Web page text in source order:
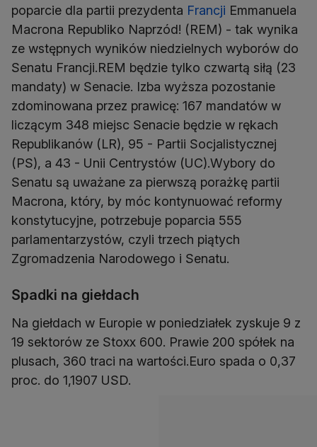
poparcie dla partii prezydenta Francji Emmanuela
Macrona Republiko Naprzód! (REM) - tak wynika
ze wstępnych wyników niedzielnych wyborów do
Senatu Francji.REM będzie tylko czwartą siłą (23
mandaty) w Senacie. Izba wyższa pozostanie
zdominowana przez prawicę: 167 mandatów w
liczącym 348 miejsc Senacie będzie w rękach
Republikanów (LR), 95 - Partii Socjalistycznej
(PS), a 43 - Unii Centrystów (UC).Wybory do
Senatu są uważane za pierwszą porażkę partii
Macrona, który, by móc kontynuować reformy
konstytucyjne, potrzebuje poparcia 555
parlamentarzystów, czyli trzech piątych
Zgromadzenia Narodowego i Senatu.
Spadki na giełdach
Na giełdach w Europie w poniedziałek zyskuje 9 z
19 sektorów ze Stoxx 600. Prawie 200 spółek na
plusach, 360 traci na wartości.Euro spada o 0,37
proc. do 1,1907 USD.